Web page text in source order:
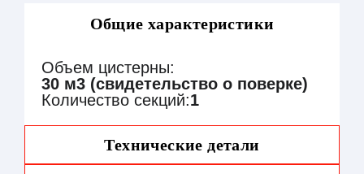
Общие характеристики
Объем цистерны:
30 м3 (свидетельство о поверке)
Количество секций:1
Технические детали